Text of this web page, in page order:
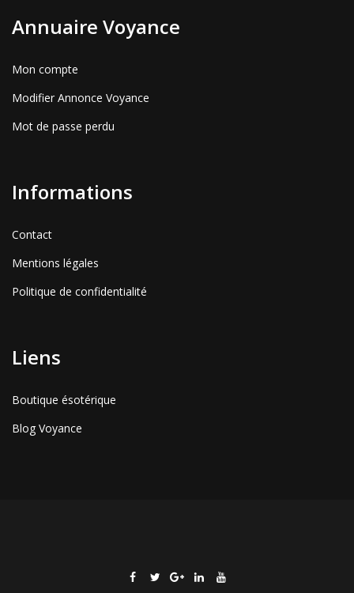
Annuaire Voyance
Mon compte
Modifier Annonce Voyance
Mot de passe perdu
Informations
Contact
Mentions légales
Politique de confidentialité
Liens
Boutique ésotérique
Blog Voyance